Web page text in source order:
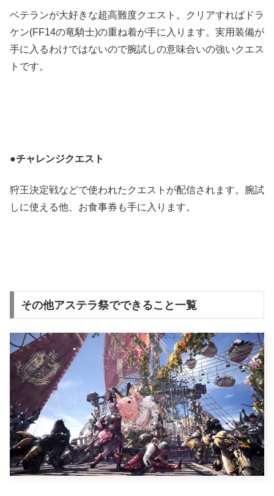
ベテランが大好きな超高難度クエスト。クリアすればドラ
ケン(FF14の竜騎士)の重ね着が手に入ります。実用装備が
手に入るわけではないので腕試しの意味合いの強いクエス
トです。
●チャレンジクエスト
狩王決定戦などで使われたクエストが配信されます。腕試
しに使える他、お食事券も手に入ります。
その他アステラ祭でできること一覧